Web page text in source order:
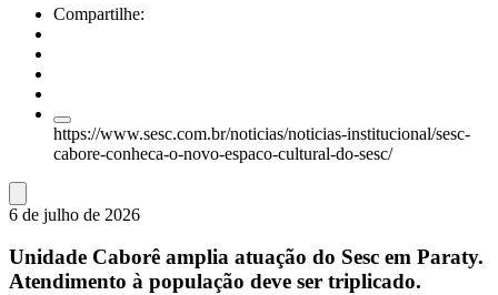
Compartilhe:
https://www.sesc.com.br/noticias/noticias-institucional/sesc-
cabore-conheca-o-novo-espaco-cultural-do-sesc/
6 de julho de 2026
Unidade Caborê amplia atuação do Sesc em Paraty.
Atendimento à população deve ser triplicado.